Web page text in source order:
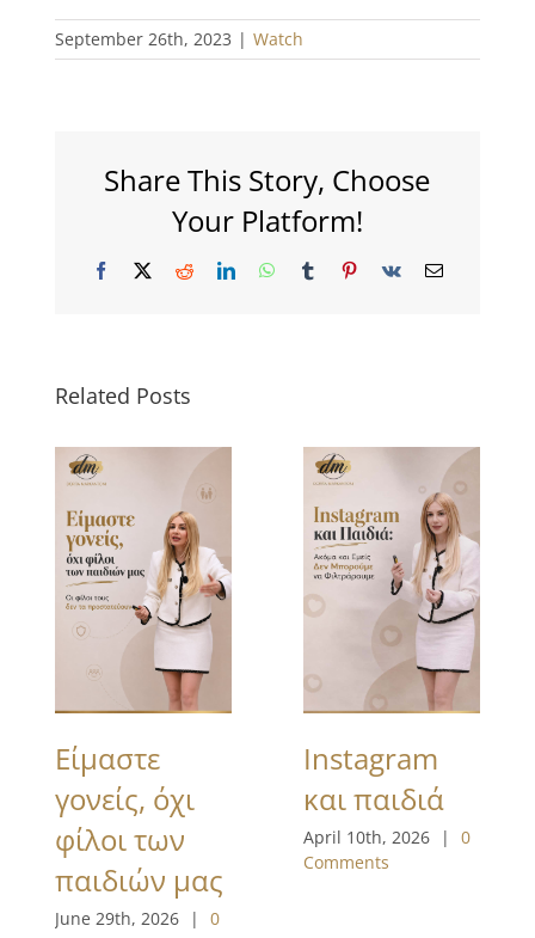
September 26th, 2023 | Watch
Share This Story, Choose
Your Platform!
Facebook
X RedditLinkedInWhatsApp
TumblrPinterest
Vk Email
Related Posts
Είμαστε
γονείς, όχι
φίλοι των
παιδιών μας
June 29th, 2026 |
0
Instagram
και παιδιά
April 10th, 2026 |
0
Comments